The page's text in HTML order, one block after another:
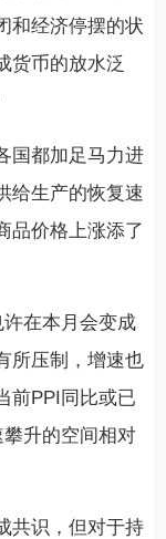
和经济停摆的状
货币的放水泛
国都加足马力进
给生产的恢复速
品价格上涨添了
在本月会变成
所压制，增速也
前PPI同比或已
升的空间相对
共识，但对于持